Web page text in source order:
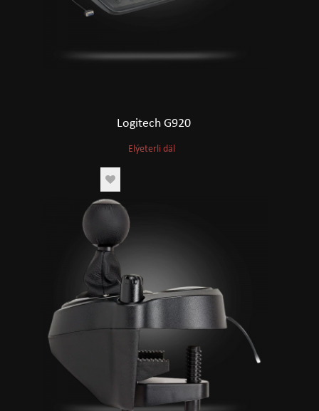
Logitech G920
Elýeterli däl